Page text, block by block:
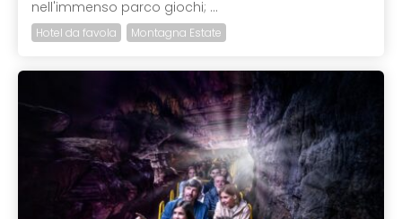
nell'immenso parco giochi; ...
Hotel da favola Montagna Estate